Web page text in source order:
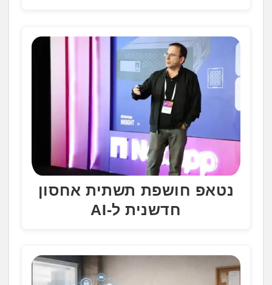
נטאפ חושפת תשתית אחסון
חדשנית ל-AI